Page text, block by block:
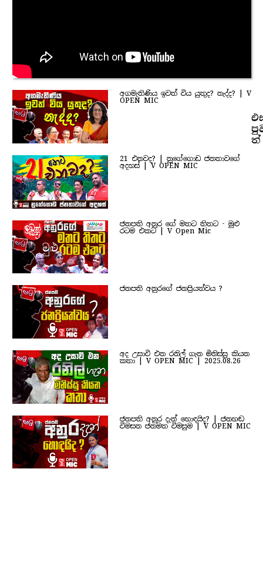
අගමැතිණිය ඉවත් විය යුතුද? නැද්ද? | V
OPEN MIC
21 එනවද? | නුගේගොඩ ජනතාවගේ
අදහස් | V OPEN MIC
ජනපති අනුර ගේ මතට තිතට - මුළු
රටම එකට | V Open Mic
ජනපති අනුරගේ ජනප්‍රියත්වය ?
අද උසාවි එන රනිල් ගැන මිනිස්සු කියන
කතා | V OPEN MIC | 2025.08.26
ජනපති අනුර දැන් හොඳයිද? | ජනහඬ
විමසන ජනමත විමසුම | V OPEN MIC
ත්